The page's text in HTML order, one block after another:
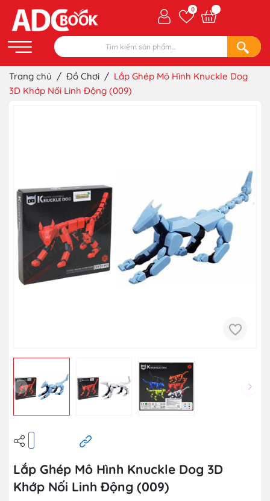
0
Trang chủ / Đồ Chơi / Lắp Ghép Mô Hình Knuckle Dog
3D Khớp Nối Linh Động (009)
Lắp Ghép Mô Hình Knuckle Dog 3D
Khớp Nối Linh Động (009)